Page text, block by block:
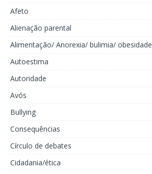
Afeto
Alienação parental
Alimentação/ Anorexia/ bulimia/ obesidade
Autoestima
Autoridade
Avós
Bullying
Consequências
Círculo de debates
Cidadania/ética